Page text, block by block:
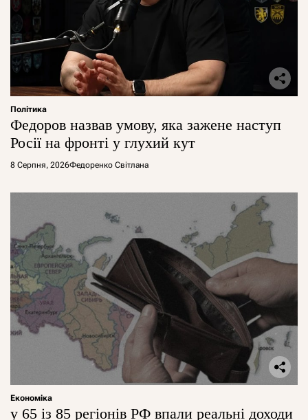
Політика
Федоров назвав умову, яка зажене наступ
Росії на фронті у глухий кут
8 Серпня, 2026Федоренко Світлана
Економіка
у 65 із 85 регіонів РФ впали реальні доходи